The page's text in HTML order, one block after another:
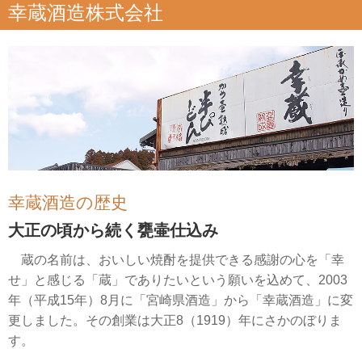
幸蔵酒造株式会社
幸蔵酒造の歴史
大正の頃から続く甕壷仕込み
蔵の名前は、おいしい焼酎を提供できる感謝の心を「幸
せ」と感じる「蔵」でありたいという願いを込めて、2003
年（平成15年）8月に「宮崎県酒造」から「幸蔵酒造」に変
更しました。その創業は大正8（1919）年にさかのぼりま
す。